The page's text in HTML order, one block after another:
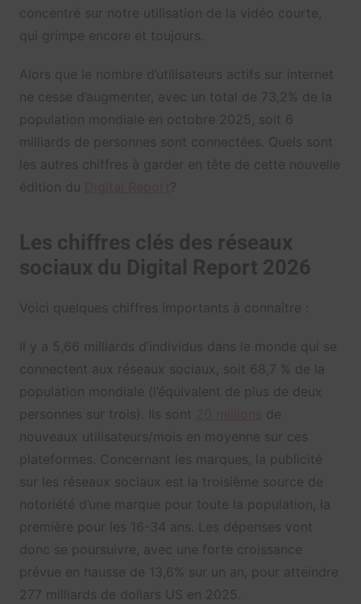
concentré sur notre utilisation de la vidéo courte,
qui grimpe encore et toujours.
Alors que le nombre d’utilisateurs actifs sur internet
ne cesse d’augmenter, avec un total de 73,2% de la
population mondiale en octobre 2025, soit 6
milliards de personnes sont connectées. Quels sont
les autres chiffres à garder en tête de cette nouvelle
édition du
?
Les chiffres clés des réseaux
sociaux du Digital Report 2026
Voici quelques chiffres importants à connaître :
Il y a 5,66 milliards d’individus dans le monde qui se
connectent aux réseaux sociaux, soit 68,7 % de la
population mondiale (l’équivalent de plus de deux
personnes sur trois). Ils sont
de
nouveaux utilisateurs/mois en moyenne sur ces
plateformes. Concernant les marques, la publicité
sur les réseaux sociaux est la troisième source de
notoriété d’une marque pour toute la population, la
première pour les 16-34 ans. Les dépenses vont
donc se poursuivre, avec une forte croissance
prévue en hausse de 13,6% sur un an, pour atteindre
277 milliards de dollars US en 2025.